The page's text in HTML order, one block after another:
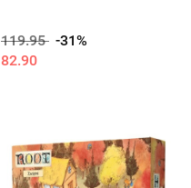
119.95 -31%
82.90